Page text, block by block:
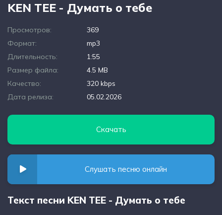
KEN TEE - Думать о тебе
Просмотров:
369
Формат:
mp3
Длительность:
1:55
Размер файла:
4.5 MB
Качество:
320 kbps
Дата релиза:
05.02.2026
Скачать
Слушать песню онлайн
Текст песни KEN TEE - Думать о тебе